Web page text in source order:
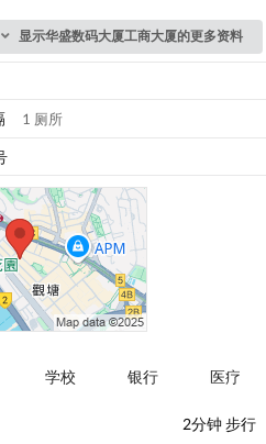
显示华盛数码大厦工商大厦的更多资料
1 厕所
学校 银行 医疗
2分钟 步行